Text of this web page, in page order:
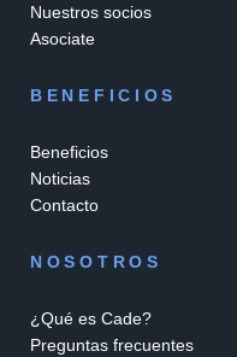
Nuestros socios
Asociate
BENEFICIOS
Beneficios
Noticias
Contacto
NOSOTROS
¿Qué es Cade?
Preguntas frecuentes